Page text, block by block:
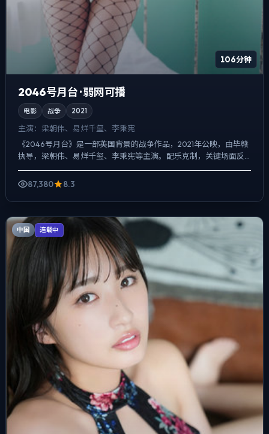
106分钟
2046号月台 · 弱网可播
电影 战争 2021
主演： 梁朝伟、易烊千玺、李秉宪
《2046号月台》是一部英国背景的战争作品，2021年公映，由毕赣
执导，梁朝伟、易烊千玺、李秉宪等主演。配乐克制，关键场面反
而以环境声托情绪，爱情线并不喧宾夺主，却成为推动主角...
87,380
8.3
中国 连载中